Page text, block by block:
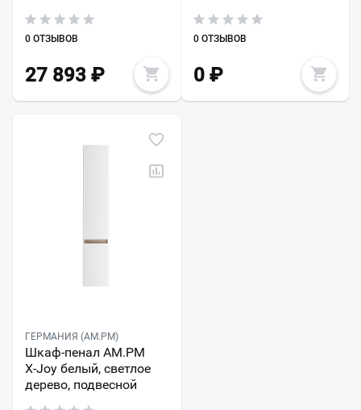
0 ОТЗЫВОВ
27 893 ₽
0 ОТЗЫВОВ
0₽
ГЕРМАНИЯ (AM.PM)
Шкаф-пенал AM.PM
X-Joy белый, светлое
дерево, подвесной